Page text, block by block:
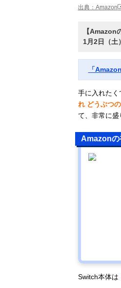
出典：Amazon
【Amazon
1月2日（土
「
手に入れた
れ どうぶつ
て、非常に盛
Amazonの
Switch本体は